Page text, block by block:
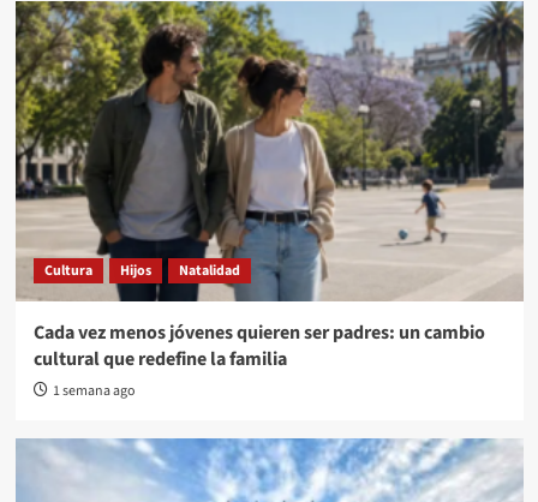
Cultura Hijos Natalidad
Cada vez menos jóvenes quieren ser padres: un cambio
cultural que redefine la familia
1 semana ago